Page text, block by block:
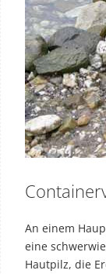
An einem
eine
Hautpilz, die